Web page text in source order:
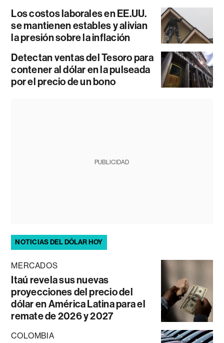
Los costos laborales en EE.UU.
se mantienen estables y alivian
la presión sobre la inflación
Detectan ventas del Tesoro para
contener al dólar en la pulseada
por el precio de un bono
PUBLICIDAD
NOTICIAS DEL DÓLAR HOY
MERCADOS
Itaú revela sus nuevas
proyecciones del precio del
dólar en América Latina para el
remate de 2026 y 2027
COLOMBIA